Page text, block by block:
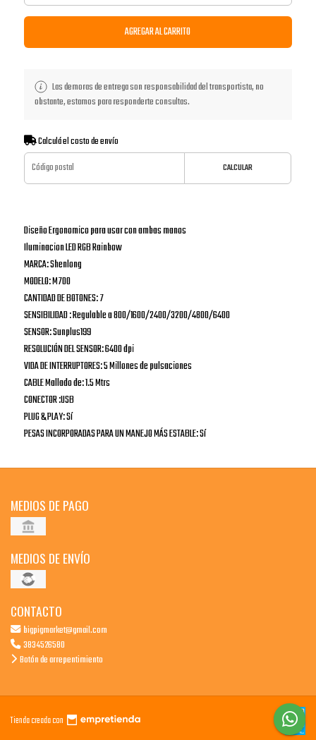
AGREGAR AL CARRITO
Las demoras de entrega son responsabilidad del transportista, no
obstante, estamos para responderte consultas.
Calculá el costo de envío
CALCULAR
Diseño Ergonomico para usar con ambas manos
Iluminacion LED RGB Rainbow
MARCA: Shenlong
MODELO: M700
CANTIDAD DE BOTONES: 7
SENSIBILIDAD : Regulable a 800/1600/2400/3200/4800/6400
SENSOR: Sunplus199
RESOLUCIÓN DEL SENSOR: 6400 dpi
VIDA DE INTERRUPTORES: 5 Millones de pulsaciones
CABLE Mallado de: 1.5 Mtrs
CONECTOR :USB
PLUG & PLAY: Sí
PESAS INCORPORADAS PARA UN MANEJO MÁS ESTABLE: Sí
MEDIOS DE PAGO
MEDIOS DE ENVÍO
CONTACTO
bigpigmarket@gmail.com
3834526580
Botón de arrepentimiento
Tienda creada con